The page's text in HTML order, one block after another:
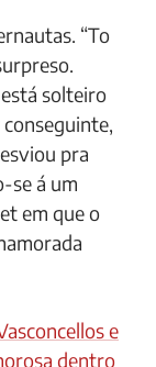
“To
solteiro
pra
se á um
em que o
e
dentro